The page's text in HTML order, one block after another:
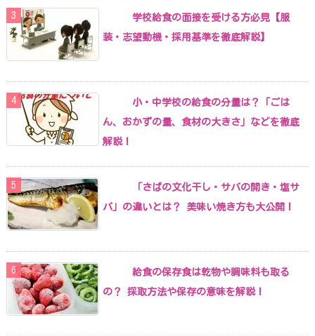
学校給食の面接を受ける方必見【服
装・志望動機・採用基準を徹底解説】
小・中学校の給食の分量は？「ごは
ん、おかずの量、食材の大きさ」などを徹底
解説！
「さばの文化干し・サバの開き・塩サ
バ」の違いとは？ 美味い焼き方も大公開！
給食の保存食は乾物や調味料も取る
の？ 採取方法や保存の意味を解説！